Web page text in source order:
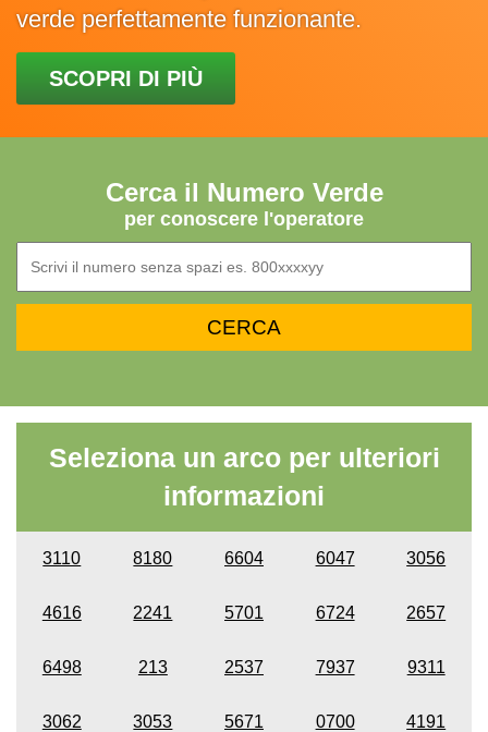
verde perfettamente funzionante.
SCOPRI DI PIÙ
Cerca il Numero Verde
per conoscere l'operatore
Seleziona un arco per ulteriori
informazioni
3110 8180 6604 6047 3056
4616 2241 5701 6724 2657
6498 213 2537 7937 9311
3062 3053 5671 0700 4191